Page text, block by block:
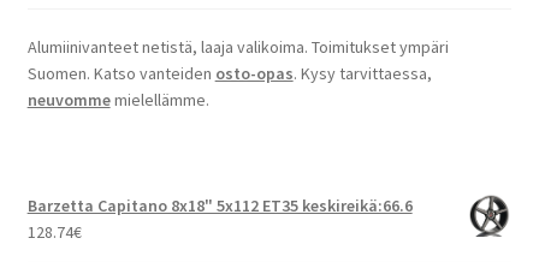
Alumiinivanteet netistä, laaja valikoima. Toimitukset ympäri
Suomen. Katso vanteiden osto-opas. Kysy tarvittaessa,
neuvommemielellämme.
Barzetta Capitano 8x18" 5x112 ET35 keskireikä:66.6
128.74€